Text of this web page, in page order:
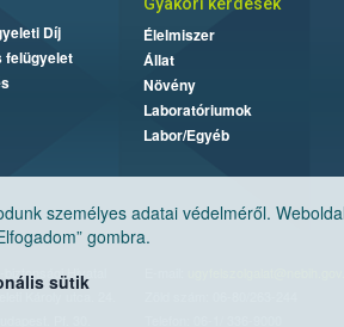
személyes adatai védelméről.
gombra.
sütik
Díj
felügyelet
Gyakori kérdések
Élelmiszer
Állat
Növény
Laboratóriumok
Labor/Egyéb
Hivatal